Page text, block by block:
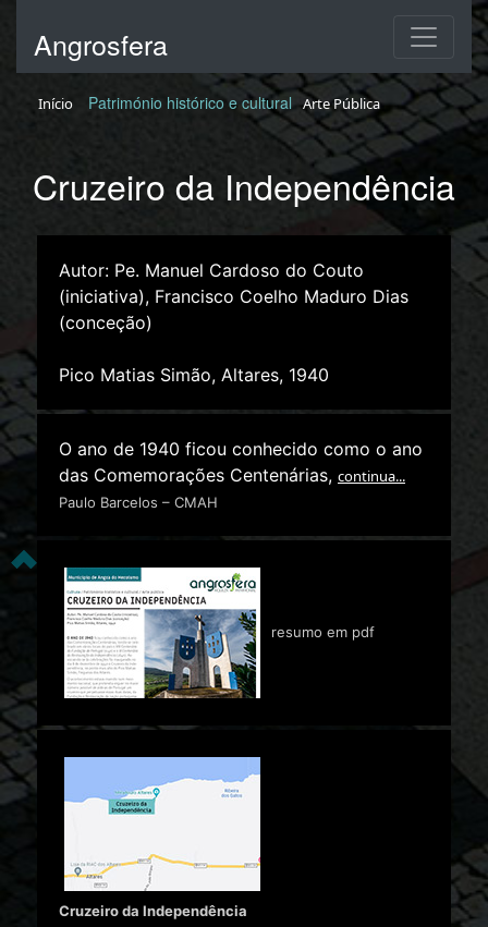
Angrosfera
Início Património histórico e cultural Arte Pública
Cruzeiro da Independência
Autor: Pe. Manuel Cardoso do Couto
(iniciativa), Francisco Coelho Maduro Dias
(conceção)
Pico Matias Simão, Altares, 1940
O ano de 1940 ficou conhecido como o ano
das Comemorações Centenárias, continua...
Paulo Barcelos – CMAH
resumo em pdf
Cruzeiro da Independência